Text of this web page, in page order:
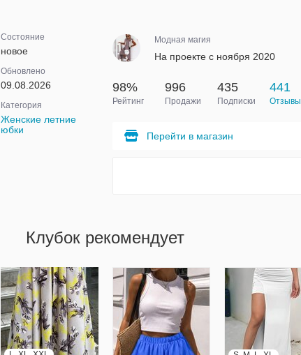
Состояние
новое
Обновлено
09.08.2026
Категория
Женские летние
юбки
Модная магия
На проекте с ноября 2020
98%
Рейтинг
996
Продажи
435
Подписки
441
Отзывы
Перейти в магазин
Клубок рекомендует